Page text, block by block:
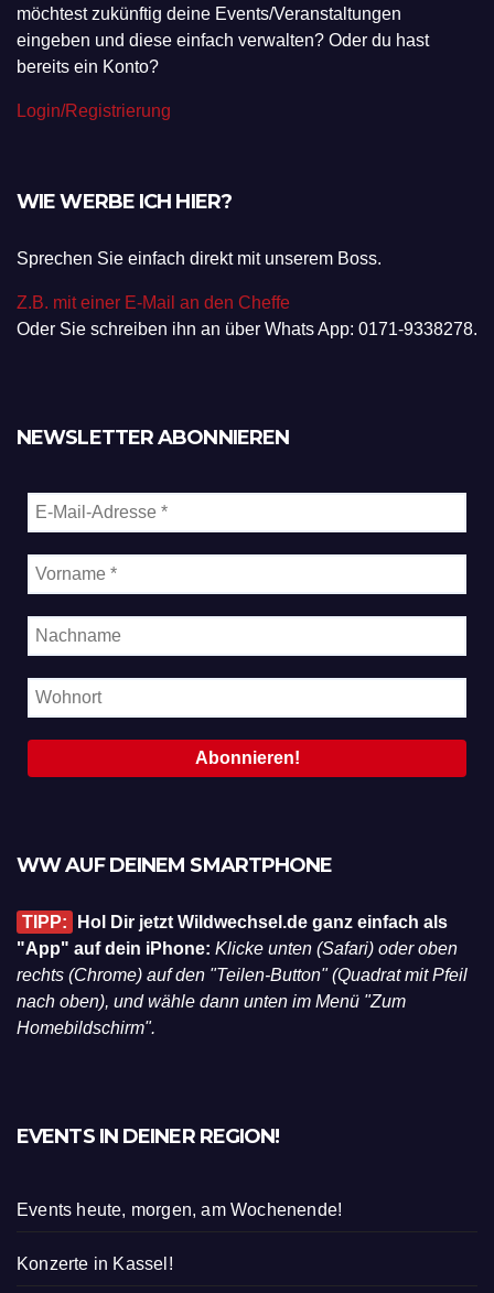
möchtest zukünftig deine Events/Veranstaltungen
eingeben und diese einfach verwalten? Oder du hast
bereits ein Konto?
Login/Registrierung
WIE WERBE ICH HIER?
Sprechen Sie einfach direkt mit unserem Boss.
Z.B. mit einer E-Mail an den Cheffe
Oder Sie schreiben ihn an über Whats App: 0171-9338278.
NEWSLETTER ABONNIEREN
WW AUF DEINEM SMARTPHONE
TIPP:
Hol Dir jetzt Wildwechsel.de ganz einfach als
"App" auf dein iPhone: Klicke unten (Safari) oder oben
rechts (Chrome) auf den "Teilen-Button" (Quadrat mit Pfeil
nach oben), und wähle dann unten im Menü "Zum
Homebildschirm".
EVENTS IN DEINER REGION!
Events heute, morgen, am Wochenende!
Konzerte in Kassel!